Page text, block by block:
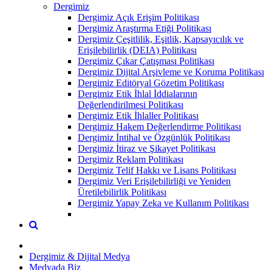
Dergimiz
Dergimiz Açık Erişim Politikası
Dergimiz Araştırma Etiği Politikası
Dergimiz Çeşitlilik, Eşitlik, Kapsayıcılık ve
Erişilebilirlik (DEIA) Politikası
Dergimiz Çıkar Çatışması Politikası
Dergimiz Dijital Arşivleme ve Koruma Politikası
Dergimiz Editöryal Gözetim Politikası
Dergimiz Etik İhlal İddialarının
Değerlendirilmesi Politikası
Dergimiz Etik İhlaller Politikası
Dergimiz Hakem Değerlendirme Politikası
Dergimiz İntihal ve Özgünlük Politikası
Dergimiz İtiraz ve Şikayet Politikası
Dergimiz Reklam Politikası
Dergimiz Telif Hakkı ve Lisans Politikası
Dergimiz Veri Erişilebilirliği ve Yeniden
Üretilebilirlik Politikası
Dergimiz Yapay Zeka ve Kullanım Politikası
Dergimiz & Dijital Medya
Medyada Biz